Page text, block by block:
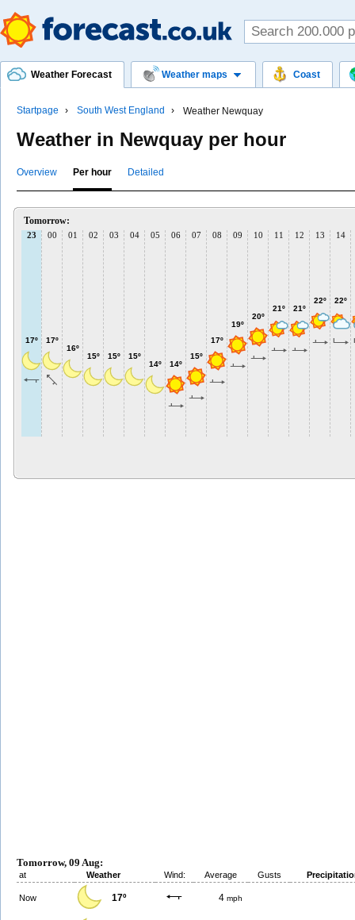
Weather Forecast Weather maps Coast
Startpage South West England Weather Newquay
Weather in Newquay per hour
Overview Per hour Detailed
Tomorrow:
23
17º
00
17º
01
16º
02
15º
03
15º
04
15º
05
14º
06
14º
07
15º
08
17º
09
19º
10
20º
11
21º
12
21º
13
22º
14
22º
Tomorrow, 09 Aug:
at Weather Wind: Average Gusts
Now 17º 4 mph